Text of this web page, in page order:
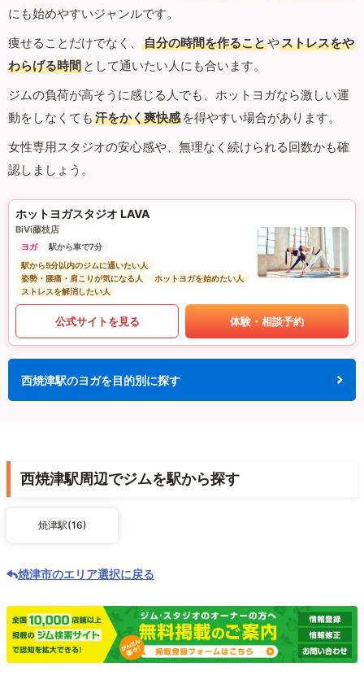
にも始めやすいジャンルです。
痩せることだけでなく、
自分の時間を作ることやストレスをや
わらげる時間 として通いたい人にも合います。
ジムの負荷が高そうに感じる人でも、ホットヨガなら激しい運
動をしなくても 汗をかく爽快感 を得やすい場合があります。
女性専用スタジオの安心感や、無理なく続けられる回数かも確
認しましょう。
ホットヨガスタジオ LAVA
BiVi藤枝店
ヨガ
駅から車で7分
駅から5分以内のジムに通いたい人
姿勢・腰痛・肩こりが気になる人
ホットヨガを始めたい人
ストレスを解消したい人
公式サイトを見る 体験・相談予約
西焼津駅のヨガを目的別に探す
西焼津駅周辺でジムを駅から探す
焼津駅(16)
焼津市のエリア選択に戻る